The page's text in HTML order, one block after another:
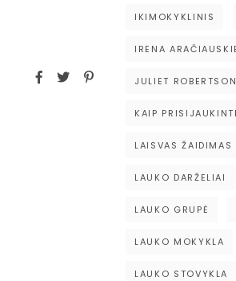
IKIMOKYKLINIS
IRENA
JULIET ROBERTSON
KAIP
LAISVAS ŽAIDIMAS
LAUKO DARŽELIAI
LAUKO GRUPĖ
LAUKO MOKYKLA
LAUKO STOVYKLA